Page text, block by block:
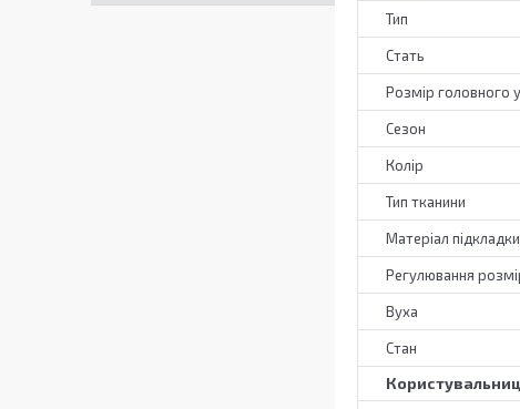
Тип
Стать
Розмір головного
Сезон
Колір
Тип тканини
Матеріал підкладки
Регулювання
Вуха
Стан